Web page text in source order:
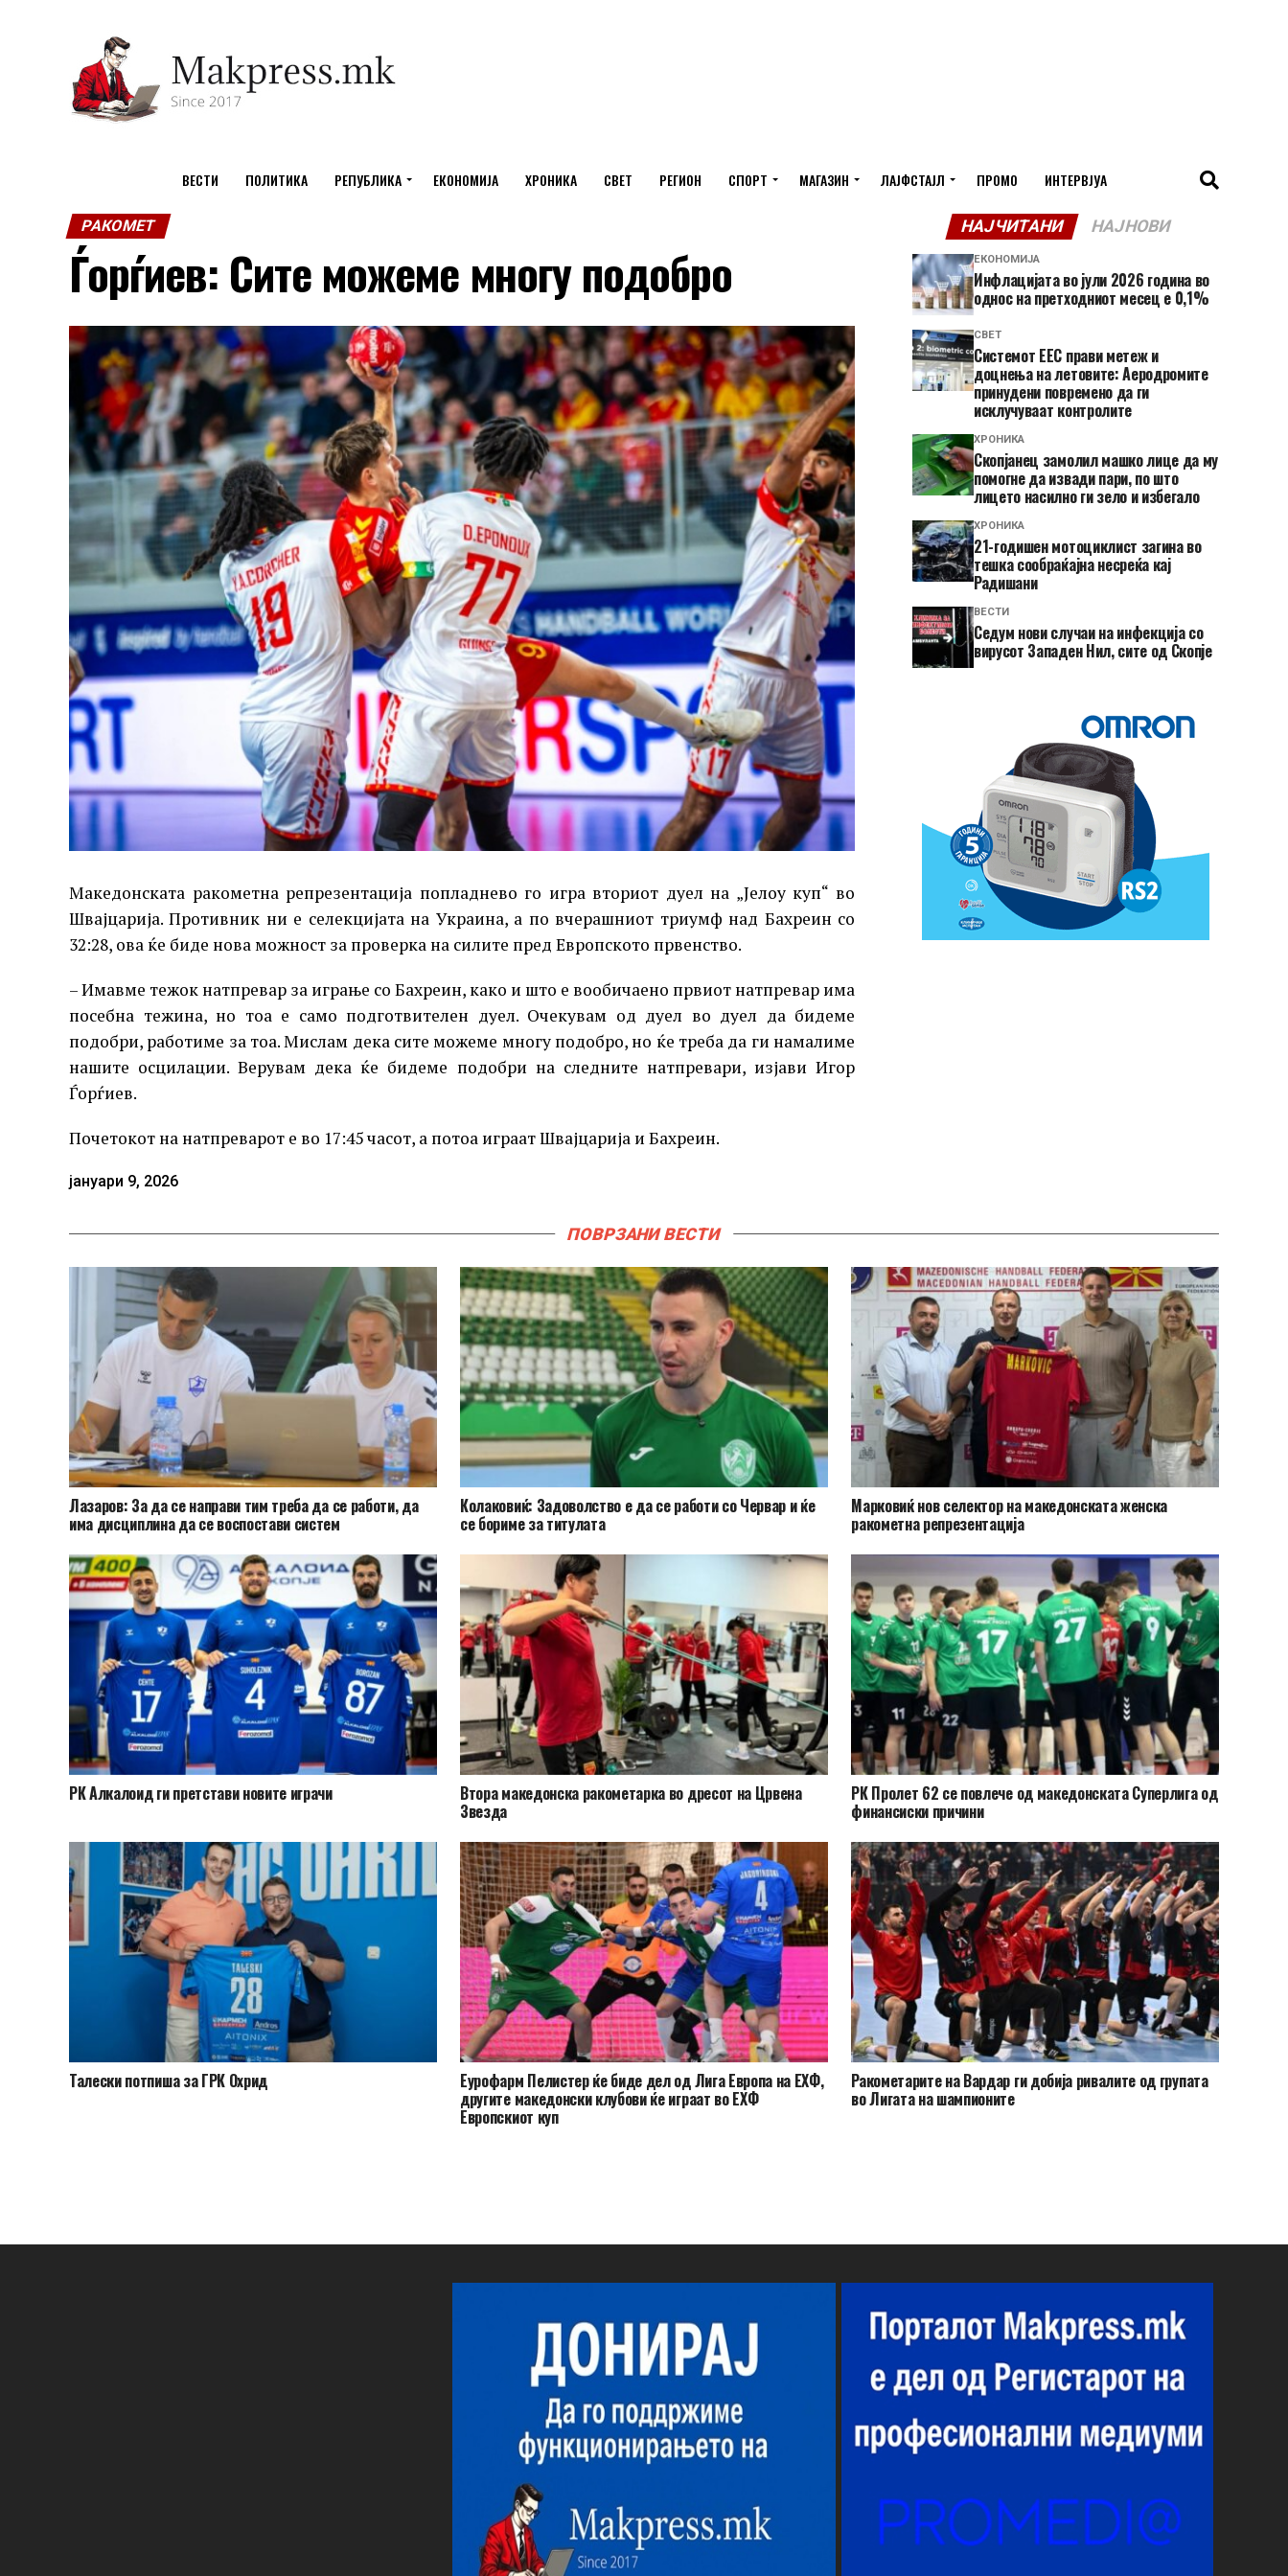
ВЕСТИ ПОЛИТИКА РЕПУБЛИКА ЕКОНОМИЈА ХРОНИКА СВЕТ РЕГИОН СПОРТ МАГАЗИН ЛАЈФСТАЈЛ ПРОМО ИНТЕРВЈУА
РАКОМЕТ
Ѓорѓиев: Сите можеме многу подобро
Македонската ракометна репрезентација попладнево го игра вториот дуел на „Јелоу куп“ во
Швајцарија. Противник ни е селекцијата на Украина, а по вчерашниот триумф над Бахреин со
32:28, ова ќе биде нова можност за проверка на силите пред Европското првенство.
– Имавме тежок натпревар за играње со Бахреин, како и што е вообичаено првиот натпревар има
посебна тежина, но тоа е само подготвителен дуел. Очекувам од дуел во дуел да бидеме
подобри, работиме за тоа. Мислам дека сите можеме многу подобро, но ќе треба да ги намалиме
нашите осцилации. Верувам дека ќе бидеме подобри на следните натпревари, изјави Игор
Ѓорѓиев.
Почетокот на натпреварот е во 17:45 часот, а потоа играат Швајцарија и Бахреин.
јануари 9, 2026
НАЈЧИТАНИ НАЈНОВИ
ЕКОНОМИЈА
Инфлацијата во јули 2026 година во
однос на претходниот месец е 0,1%
СВЕТ
Системот ЕЕС прави метеж и
доцнења на летовите: Аеродромите
принудени повремено да ги
исклучуваат контролите
ХРОНИКА
Скопјанец замолил машко лице да му
помогне да извади пари, по што
лицето насилно ги зело и избегало
ХРОНИКА
21-годишен мотоциклист загина во
тешка сообраќајна несреќа кај
Радишани
ВЕСТИ
Седум нови случаи на инфекција со
вирусот Западен Нил, сите од Скопје
ПОВРЗАНИ ВЕСТИ
Лазаров: За да се направи тим треба да се работи, да
има дисциплина да се воспостави систем
Колаковиќ: Задоволство е да се работи со Червар и ќе
се бориме за титулата
Марковиќ нов селектор на македонската женска
ракометна репрезентација
РК Алкалоид ги претстави новите играчи Втора македонска ракометарка во дресот на Црвена
Звезда
РК Пролет 62 се повлече од македонската Суперлига од
финансиски причини
Талески потпиша за ГРК Охрид Еурофарм Пелистер ќе биде дел од Лига Европа на ЕХФ,
другите македонски клубови ќе играат во ЕХФ
Европскиот куп
Ракометарите на Вардар ги добија ривалите од групата
во Лигата на шампионите